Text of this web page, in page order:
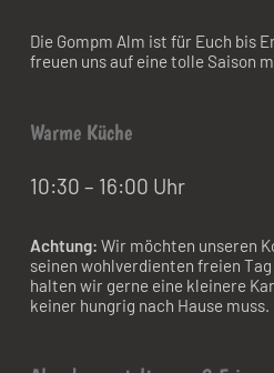
Die Gompm Alm ist für Euch bis
freuen uns auf eine tolle Saison
Warme Küche
10:30 – 16:00 Uhr
Achtung: Wir möchten unseren
seinen wohlverdienten freien Tag
halten wir gerne eine kleinere
keiner hungrig nach Hause muss.